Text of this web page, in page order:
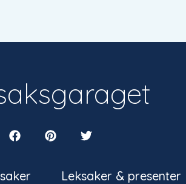
Leksaker & presenter